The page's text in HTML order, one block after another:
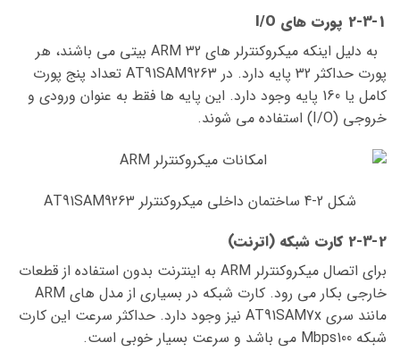
2-3-1 پورت های I/O
به دلیل اینکه میکروکنترلر های ARM 32 بیتی می باشند، هر
پورت حداکثر 32 پایه دارد. در AT91SAM9263 تعداد پنج پورت
کامل یا 160 پایه وجود دارد. این پایه ها فقط به عنوان ورودی و
خروجی (I/O) استفاده می شوند.
شکل 2-4 ساختمان داخلی میکروکنترلر AT91SAM9263
2-3-2 کارت شبکه (اترنت)
برای اتصال میکروکنترلر ARM به اینترنت بدون استفاده از قطعات
خارجی بکار می رود. کارت شبکه در بسیاری از مدل های ARM
مانند سری AT91SAM7x نیز وجود دارد. حداکثر سرعت این کارت
شبکه Mbps100 می باشد و سرعت بسیار خوبی است.